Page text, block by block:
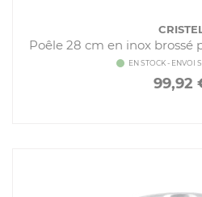
Poêle 28 cm en inox brossé
EN STOCK - ENVOI
99,92